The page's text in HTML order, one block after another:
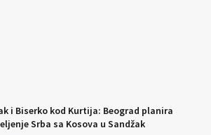
i Biserko kod Kurtija: Beograd planira
Srba sa Kosova u Sandžak